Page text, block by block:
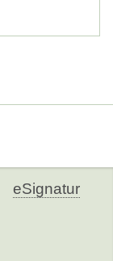
eSignatur